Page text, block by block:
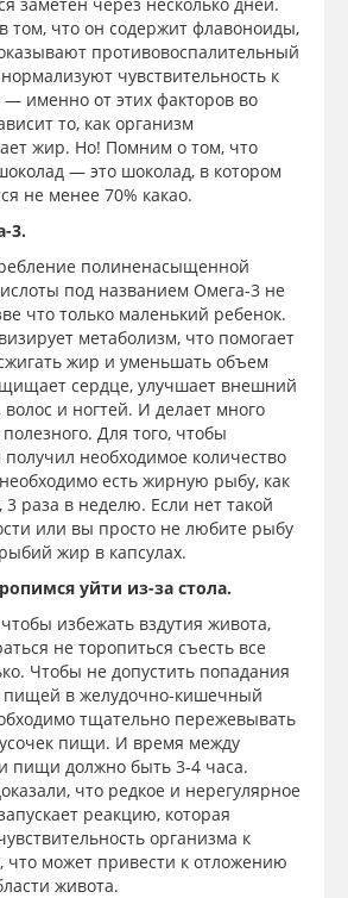
том, что он содержит флавоноиды,
противовоспалительный
чувствительность к
— именно от этих факторов во
то, как организм
жир. Но! Помним о том, что
— это шоколад, в котором
не менее 70% какао.
3.
полиненасыщенной
под названием Омега-3 не
что только маленький ребенок.
метаболизм, что помогает
жир и уменьшать объем
сердце, улучшает внешний
волос и ногтей. И делает много
Для того, чтобы
необходимое количество
есть жирную рыбу, как
раза в неделю. Если нет такой
или вы просто не любите рыбу
жир в капсулах.
уйти из-за стола.
избежать вздутия живота,
не торопиться съесть все
Чтобы не допустить попадания
пищей в желудочно-кишечный
тщательно пережевывать
пищи. И время между
пищи должно быть 3-4 часа.
что редкое и нерегулярное
реакцию, которая
организма к
что может привести к отложению
живота.